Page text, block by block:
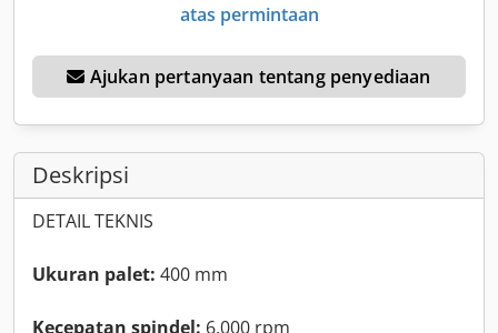
atas permintaan
Ajukan pertanyaan tentang penyediaan
Deskripsi
DETAIL TEKNIS
Ukuran palet: 400 mm
Kecepatan spindel: 6.000 rpm